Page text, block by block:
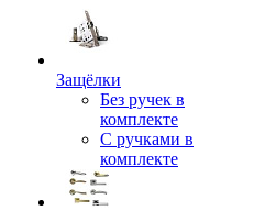
Защёлки
Без ручек в
комплекте
С ручками в
комплекте